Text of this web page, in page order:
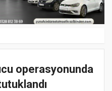
operasyonunda